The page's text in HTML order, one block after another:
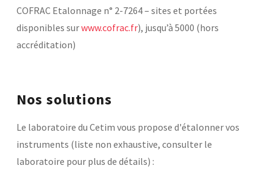
Laboratoires communs
Carnot
Fondation Cetim
Publications scientifiques
AGRÉMENTS ET RECONNAISSANCES QSE
MASE
Agréments internationaux
Agrément ministériel
Certifications Cofrend
Nos valeurs
Gouvernance
Vidéo de présentation
Information pratiques
Mentions légales
COFRAC Etalonnage n° 2-7264 – sites et portées
disponibles surwww.cofrac.fr), jusqu’à 5000 (hors
accréditation)
Nos solutions
Le laboratoire du Cetim vous propose d'étalonner vos
instruments (liste non exhaustive, consulter le
laboratoire pour plus de détails) :